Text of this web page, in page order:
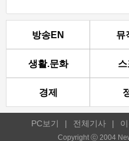
방송EN 뮤
생활.문화
경제
PC보기 | 전체기사 |
Copyright ⓒ 2004